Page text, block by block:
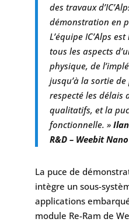
des travaux
démonstration en
L’équipe IC’Alps
tous les aspects
physique, de
jusqu’à la sortie
respecté les délais
qualitatifs, et la
fonctionnelle. »
R&D – Weebit Nano
La puce de
intègre un sous-
applications
module Re-Ram de